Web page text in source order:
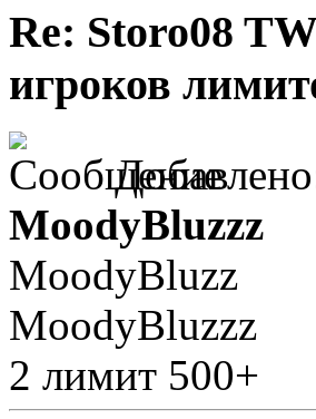
Re: Storo08
игроков
MoodyBluzzz
MoodyBluzz
MoodyBluzzz
2 лимит 500+